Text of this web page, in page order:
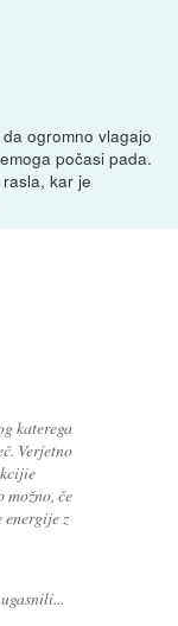
ogromno vlagajo
počasi pada.
kar je
katerega
Verjetno
možno, če
z